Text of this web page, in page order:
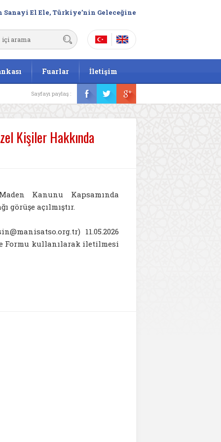
Sanayi El Ele, Türkiye’nin Geleceğine
Fuarlar İletişim
Sayfayı paylaş :
Kişiler Hakkında
Kanunu Kapsamında
görüşe açılmıştır.
11.05.2026
Formu kullanılarak iletilmesi